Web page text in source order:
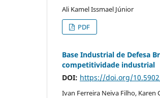
Ali Kamel Issmael Júnior
PDF
Base Industrial de Defesa
competitividade industrial
DOI: https://doi.org/
Ivan Ferreira Neiva Filho, Karen